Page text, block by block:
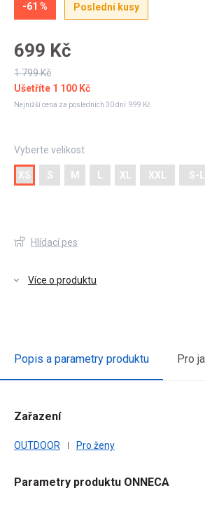
-61 % Poslední kusy
699 Kč
1 799 Kč
Ušetříte 1 100 Kč
Nejnižší cena za posledních 30 dní:999 Kč
Vyberte velikost
XS S M XL XXL S-L
Hlídací pes
Více o produktu
Popis a parametry produktu Pro
Zařazení
OUTDOOR Pro ženy
Parametry produktu ONNECA